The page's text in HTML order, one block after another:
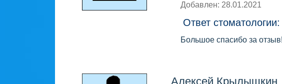
Добавлен: 28.01.2021
Ответ стоматологии:
Большое спасибо за отзыв!
Алексей Крылышкин